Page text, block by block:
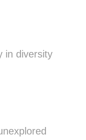
in diversity